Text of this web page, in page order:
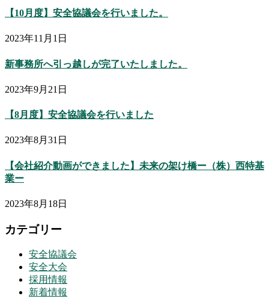
【10月度】安全協議会を行いました。
2023年11月1日
新事務所へ引っ越しが完了いたしました。
2023年9月21日
【8月度】安全協議会を行いました
2023年8月31日
【会社紹介動画ができました】未来の架け橋ー（株）西特基
業ー
2023年8月18日
カテゴリー
安全協議会
安全大会
採用情報
新着情報